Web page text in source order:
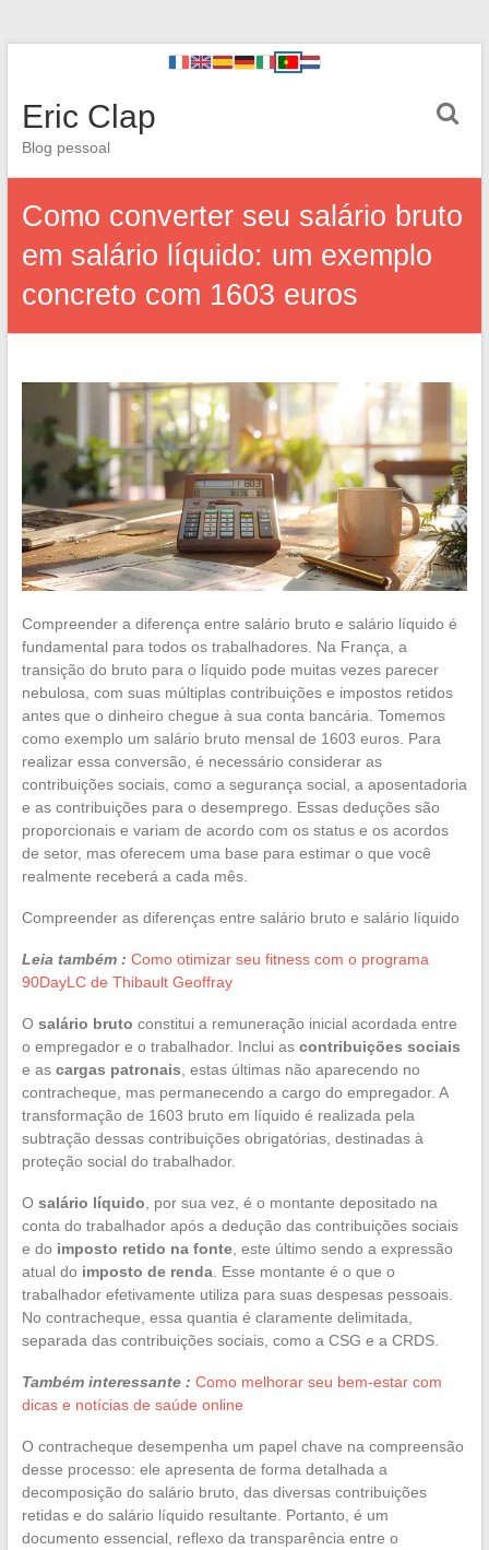
Eric Clap
Blog pessoal
Como converter seu salário bruto
em salário líquido: um exemplo
concreto com 1603 euros
Compreender a diferença entre salário bruto e salário líquido é
fundamental para todos os trabalhadores. Na França, a
transição do bruto para o líquido pode muitas vezes parecer
nebulosa, com suas múltiplas contribuições e impostos retidos
antes que o dinheiro chegue à sua conta bancária. Tomemos
como exemplo um salário bruto mensal de 1603 euros. Para
realizar essa conversão, é necessário considerar as
contribuições sociais, como a segurança social, a aposentadoria
e as contribuições para o desemprego. Essas deduções são
proporcionais e variam de acordo com os status e os acordos
de setor, mas oferecem uma base para estimar o que você
realmente receberá a cada mês.
Compreender as diferenças entre salário bruto e salário líquido
Leia também : Como otimizar seu fitness com o programa
90DayLC de Thibault Geoffray
O salário bruto constitui a remuneração inicial acordada entre
o empregador e o trabalhador. Inclui as contribuições sociais
e as cargas patronais , estas últimas não aparecendo no
contracheque, mas permanecendo a cargo do empregador. A
transformação de 1603 bruto em líquido é realizada pela
subtração dessas contribuições obrigatórias, destinadas à
proteção social do trabalhador.
O salário líquido , por sua vez, é o montante depositado na
conta do trabalhador após a dedução das contribuições sociais
e do imposto retido na fonte, este último sendo a expressão
atual do imposto de renda. Esse montante é o que o
trabalhador efetivamente utiliza para suas despesas pessoais.
No contracheque, essa quantia é claramente delimitada,
separada das contribuições sociais, como a CSG e a CRDS.
Também interessante : Como melhorar seu bem-estar com
dicas e notícias de saúde online
O contracheque desempenha um papel chave na compreensão
desse processo: ele apresenta de forma detalhada a
decomposição do salário bruto, das diversas contribuições
retidas e do salário líquido resultante. Portanto, é um
documento essencial, reflexo da transparência entre o